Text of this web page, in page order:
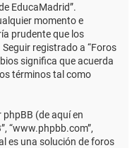
EducaMadrid”.
momento e
prudente que los
registrado a “Foros
significa que acuerda
términos tal como
(de aquí en
“www.phpbb.com”,
es una solución de foros